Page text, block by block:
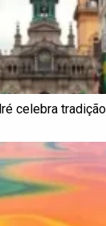
celebra